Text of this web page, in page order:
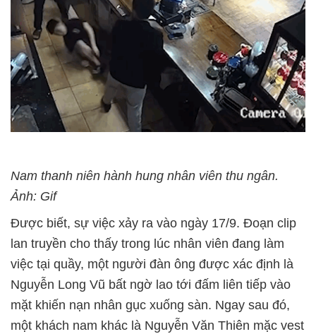
Nam thanh niên hành hung nhân viên thu ngân.
Ảnh: Gif
Được biết, sự việc xảy ra vào ngày 17/9. Đoạn clip
lan truyền cho thấy trong lúc nhân viên đang làm
việc tại quầy, một người đàn ông được xác định là
Nguyễn Long Vũ bất ngờ lao tới đấm liên tiếp vào
mặt khiến nạn nhân gục xuống sàn. Ngay sau đó,
một khách nam khác là Nguyễn Văn Thiên mặc vest